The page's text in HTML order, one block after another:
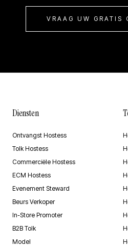
VRAAG UW GRATIS
Diensten
Ontvangst Hostess
Tolk Hostess
Commerciële Hostess
ECM Hostess
Evenement Steward
Beurs Verkoper
In-Store Promoter
B2B Tolk
Model